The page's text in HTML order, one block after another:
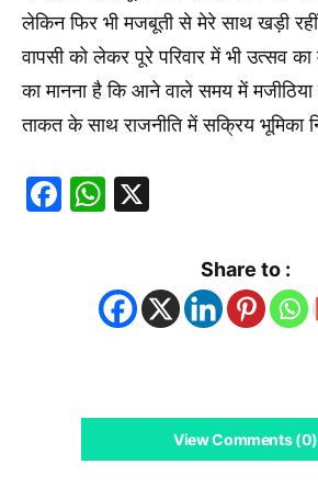
लेकिन फिर भी मजबूती से मेरे साथ खड़ी
वापसी को लेकर पूरे परिवार में भी उत्सव
का मानना है कि आने वाले समय में मजीठिया
ताकत के साथ राजनीति में सक्रिय भूमिका
Facebook
WhatsApp
Share to :
View Comments (0)